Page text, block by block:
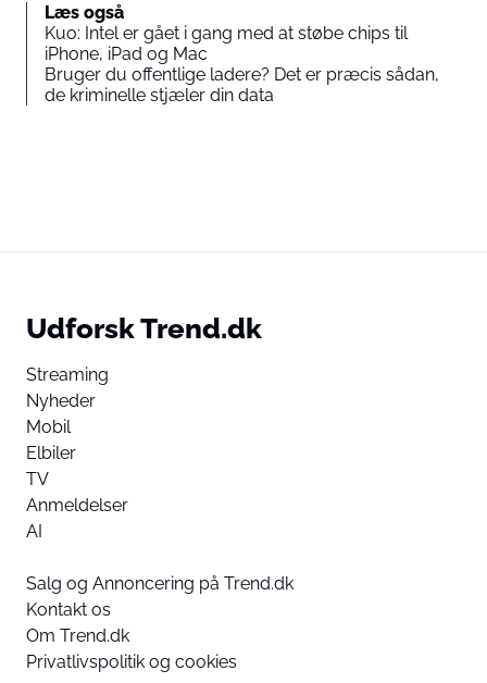
Læs også
Kuo: Intel er gået i gang med at støbe chips til
iPhone, iPad og Mac
Bruger du offentlige ladere? Det er præcis sådan,
de kriminelle stjæler din data
Udforsk Trend.dk
Streaming
Nyheder
Mobil
Elbiler
TV
Anmeldelser
AI
Salg og Annoncering på Trend.dk
Kontakt os
Om Trend.dk
Privatlivspolitik og cookies